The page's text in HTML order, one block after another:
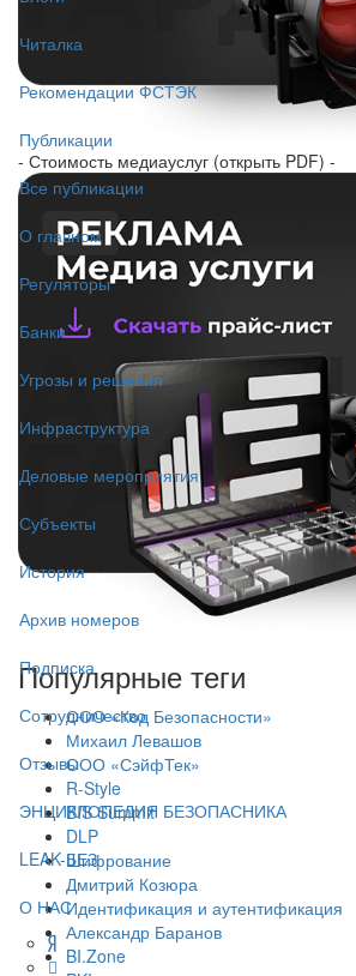
Читалка
Рекомендации ФСТЭК
Публикации
Все публикации
О главном
Регуляторы
Банки
Угрозы и решения
Инфраструктура
Деловые мероприятия
Субъекты
История
Архив номеров
Подписка
Сотрудничество
Отзывы
ЭНЦИКЛОПЕДИЯ БЕЗОПАСНИКА
LEAK-БЕЗ
О НАС
- Стоимость медиауслуг (открыть PDF) -
Популярные теги
ООО «Код Безопасности»
Михаил Левашов
ООО «СэйфТек»
R-Style
BIS Summit
DLP
Шифрование
Дмитрий Козюра
Идентификация и аутентификация
Александр Баранов
BI.Zone